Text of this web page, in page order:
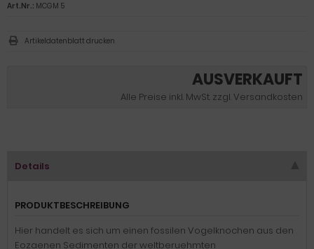
AUSVERKAUFT
Alle Preise inkl. MwSt. zzgl. Versandkosten
Art.Nr.: MCGM 5
Artikeldatenblatt drucken
Details
PRODUKTBESCHREIBUNG
Hier handelt es sich um einen fossilen Vogelknochen aus den
Eozaenen Sedimenten der weltberuehmten